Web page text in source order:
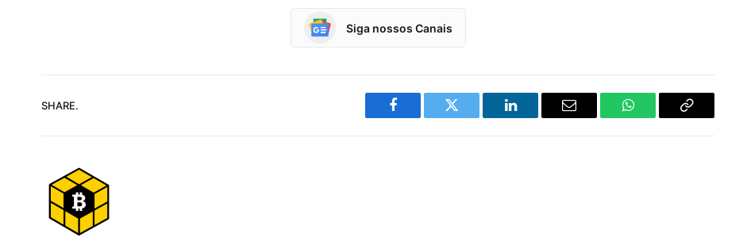
Siga nossos Canais
SHARE.
Facebook Twitter LinkedIn Email WhatsAppCopy